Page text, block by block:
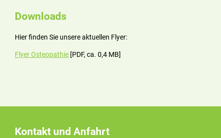
Downloads
Hier finden Sie unsere aktuellen Flyer:
Flyer Osteopathie [PDF, ca. 0,4 MB]
Kontakt und Anfahrt